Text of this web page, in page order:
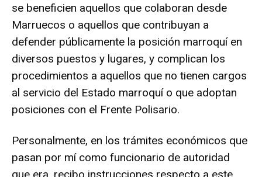
se beneficien aquellos que colaboran desde
Marruecos o aquellos que contribuyan a
defender públicamente la posición marroquí en
diversos puestos y lugares, y complican los
procedimientos a aquellos que no tienen cargos
al servicio del Estado marroquí o que adoptan
posiciones con el Frente Polisario.
Personalmente, en los trámites económicos que
pasan por mí como funcionario de autoridad